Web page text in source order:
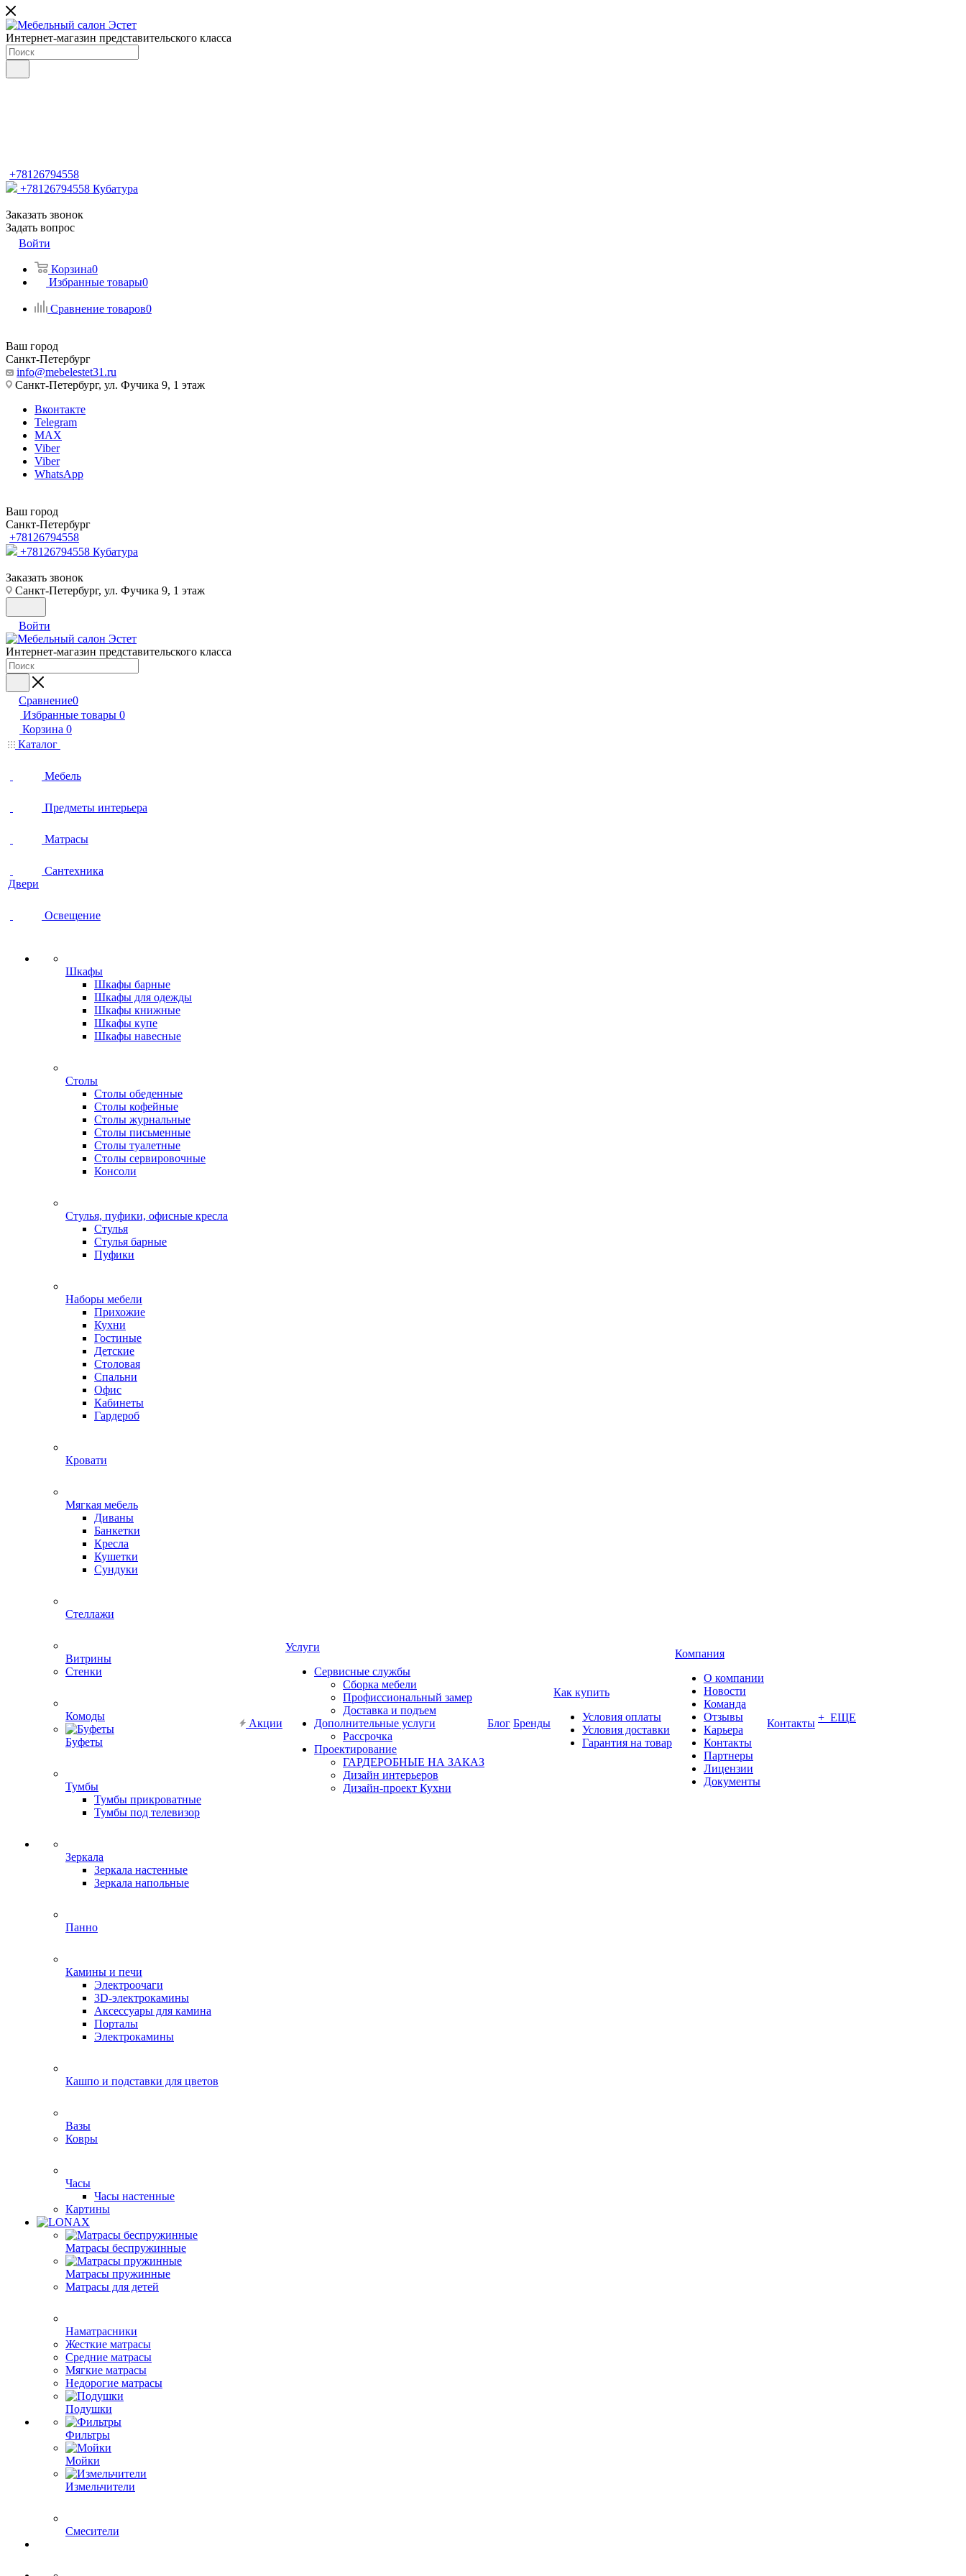
Интернет-магазин представительского класса
+78126794558
+78126794558 Кубатура
Заказать звонок
Задать вопрос
Войти
Корзина0
Избранные товары0
Сравнение товаров0
Ваш город
Санкт-Петербург
info@mebelestet31.ru
Санкт-Петербург, ул. Фучика 9, 1 этаж
Вконтакте
Telegram
MAX
Viber
Viber
WhatsApp
Ваш город
Санкт-Петербург
+78126794558
+78126794558 Кубатура
Заказать звонок
Санкт-Петербург, ул. Фучика 9, 1 этаж
Войти
Интернет-магазин представительского класса
Сравнение0
Избранные товары 0
Корзина 0
Каталог
Мебель
Предметы интерьера
Матрасы
Сантехника
Двери
Освещение
Шкафы
Шкафы барные
Шкафы для одежды
Шкафы книжные
Шкафы купе
Шкафы навесные
Столы
Столы обеденные
Столы кофейные
Столы журнальные
Столы письменные
Столы туалетные
Столы сервировочные
Консоли
Стулья, пуфики, офисные кресла
Стулья
Стулья барные
Пуфики
Наборы мебели
Прихожие
Кухни
Гостиные
Детские
Столовая
Спальни
Офис
Кабинеты
Гардероб
Кровати
Мягкая мебель
Диваны
Банкетки
Кресла
Кушетки
Сундуки
Стеллажи
Витрины
Стенки
Комоды
Буфеты
Тумбы
Тумбы прикроватные
Тумбы под телевизор
Зеркала
Зеркала настенные
Зеркала напольные
Панно
Камины и печи
Электроочаги
3D-электрокамины
Аксессуары для камина
Порталы
Электрокамины
Кашпо и подставки для цветов
Вазы
Ковры
Часы
Часы настенные
Картины
Матрасы беспружинные
Матрасы пружинные
Матрасы для детей
Наматрасники
Жесткие матрасы
Средние матрасы
Мягкие матрасы
Недорогие матрасы
Подушки
Фильтры
Мойки
Измельчители
Смесители
Акции
Услуги
Сервисные службы
Сборка мебели
Профиссиональный замер
Доставка и подъем
Дополнительные услуги
Рассрочка
Проектирование
ГАРДЕРОБНЫЕ НА ЗАКАЗ
Дизайн интерьеров
Дизайн-проект Кухни
Блог Бренды
Как купить
Условия оплаты
Условия доставки
Гарантия на товар
Компания
О компании
Новости
Команда
Отзывы
Карьера
Контакты
Партнеры
Лицензии
Документы
Контакты + ЕЩЕ